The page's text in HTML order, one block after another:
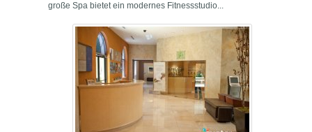
große Spa bietet ein modernes Fitnessstudio...